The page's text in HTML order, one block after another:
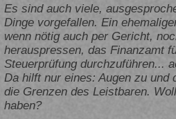
Es sind auch viele,
Dinge vorgefallen. Ein
wenn nötig auch per Gericht,
herauspressen, das Finanzamt
Steuerprüfung durchzuführen...
Da hilft nur eines: Augen zu und
die Grenzen des Leistbaren.
haben?